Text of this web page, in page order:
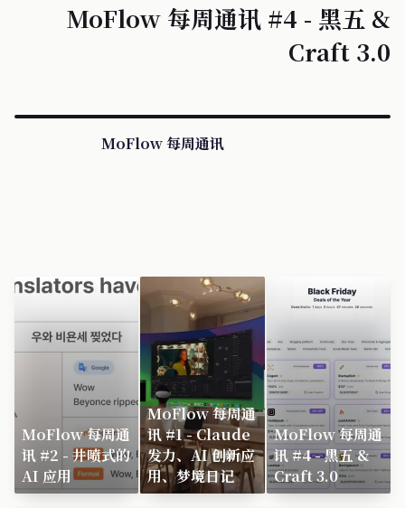
MoFlow 每周通讯 #4 - 黑五 &
Craft 3.0
MoFlow 每周通讯
MoFlow 每周通
讯 #2 - 井喷式的
AI 应用
MoFlow 每周通
讯 #1 - Claude
发力、AI 创新应
用、梦境日记
MoFlow 每周通
讯 #4 - 黑五 &
Craft 3.0